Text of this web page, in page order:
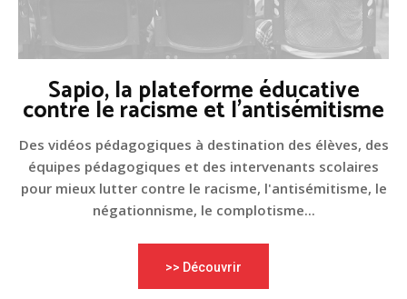
Sapio, la plateforme éducative
contre le racisme et l'antisémitisme
Des vidéos pédagogiques à destination des élèves, des
équipes pédagogiques et des intervenants scolaires
pour mieux lutter contre le racisme, l'antisémitisme, le
négationnisme, le complotisme...
>> Découvrir